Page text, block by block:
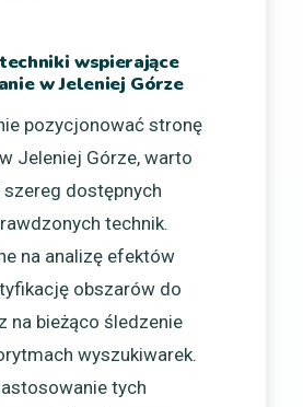
wspierające
w Jeleniej Górze
pozycjonować stronę
Jeleniej Górze, warto
dostępnych
technik.
na analizę efektów
obszarów do
na bieżąco śledzenie
wyszukiwarek.
tych